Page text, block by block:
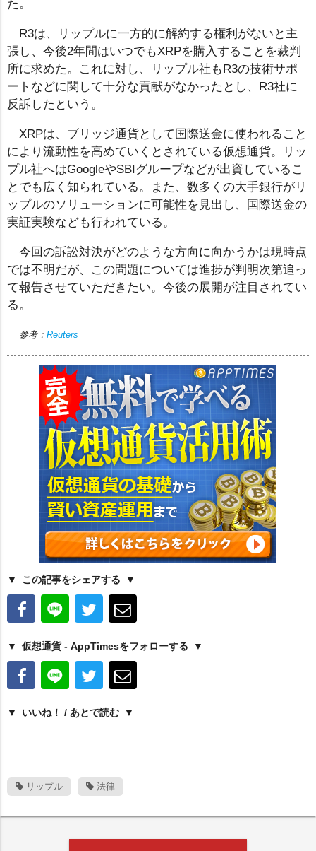
た。
R3は、リップルに一方的に解約する権利がないと主
張し、今後2年間はいつでもXRPを購入することを裁判
所に求めた。これに対し、リップル社もR3の技術サポ
ートなどに関して十分な貢献がなかったとし、R3社に
反訴したという。
XRPは、ブリッジ通貨として国際送金に使われること
により流動性を高めていくとされている仮想通貨。リッ
プル社へはGoogleやSBIグループなどが出資しているこ
とでも広く知られている。また、数多くの大手銀行がリ
ップルのソリューションに可能性を見出し、国際送金の
実証実験なども行われている。
今回の訴訟対決がどのような方向に向かうかは現時点
では不明だが、この問題については進捗が判明次第追っ
て報告させていただきたい。今後の展開が注目されてい
る。
参考： Reuters
この記事をシェアする
仮想通貨 - AppTimesをフォローする
いいね！ / あとで読む
リップル 法律